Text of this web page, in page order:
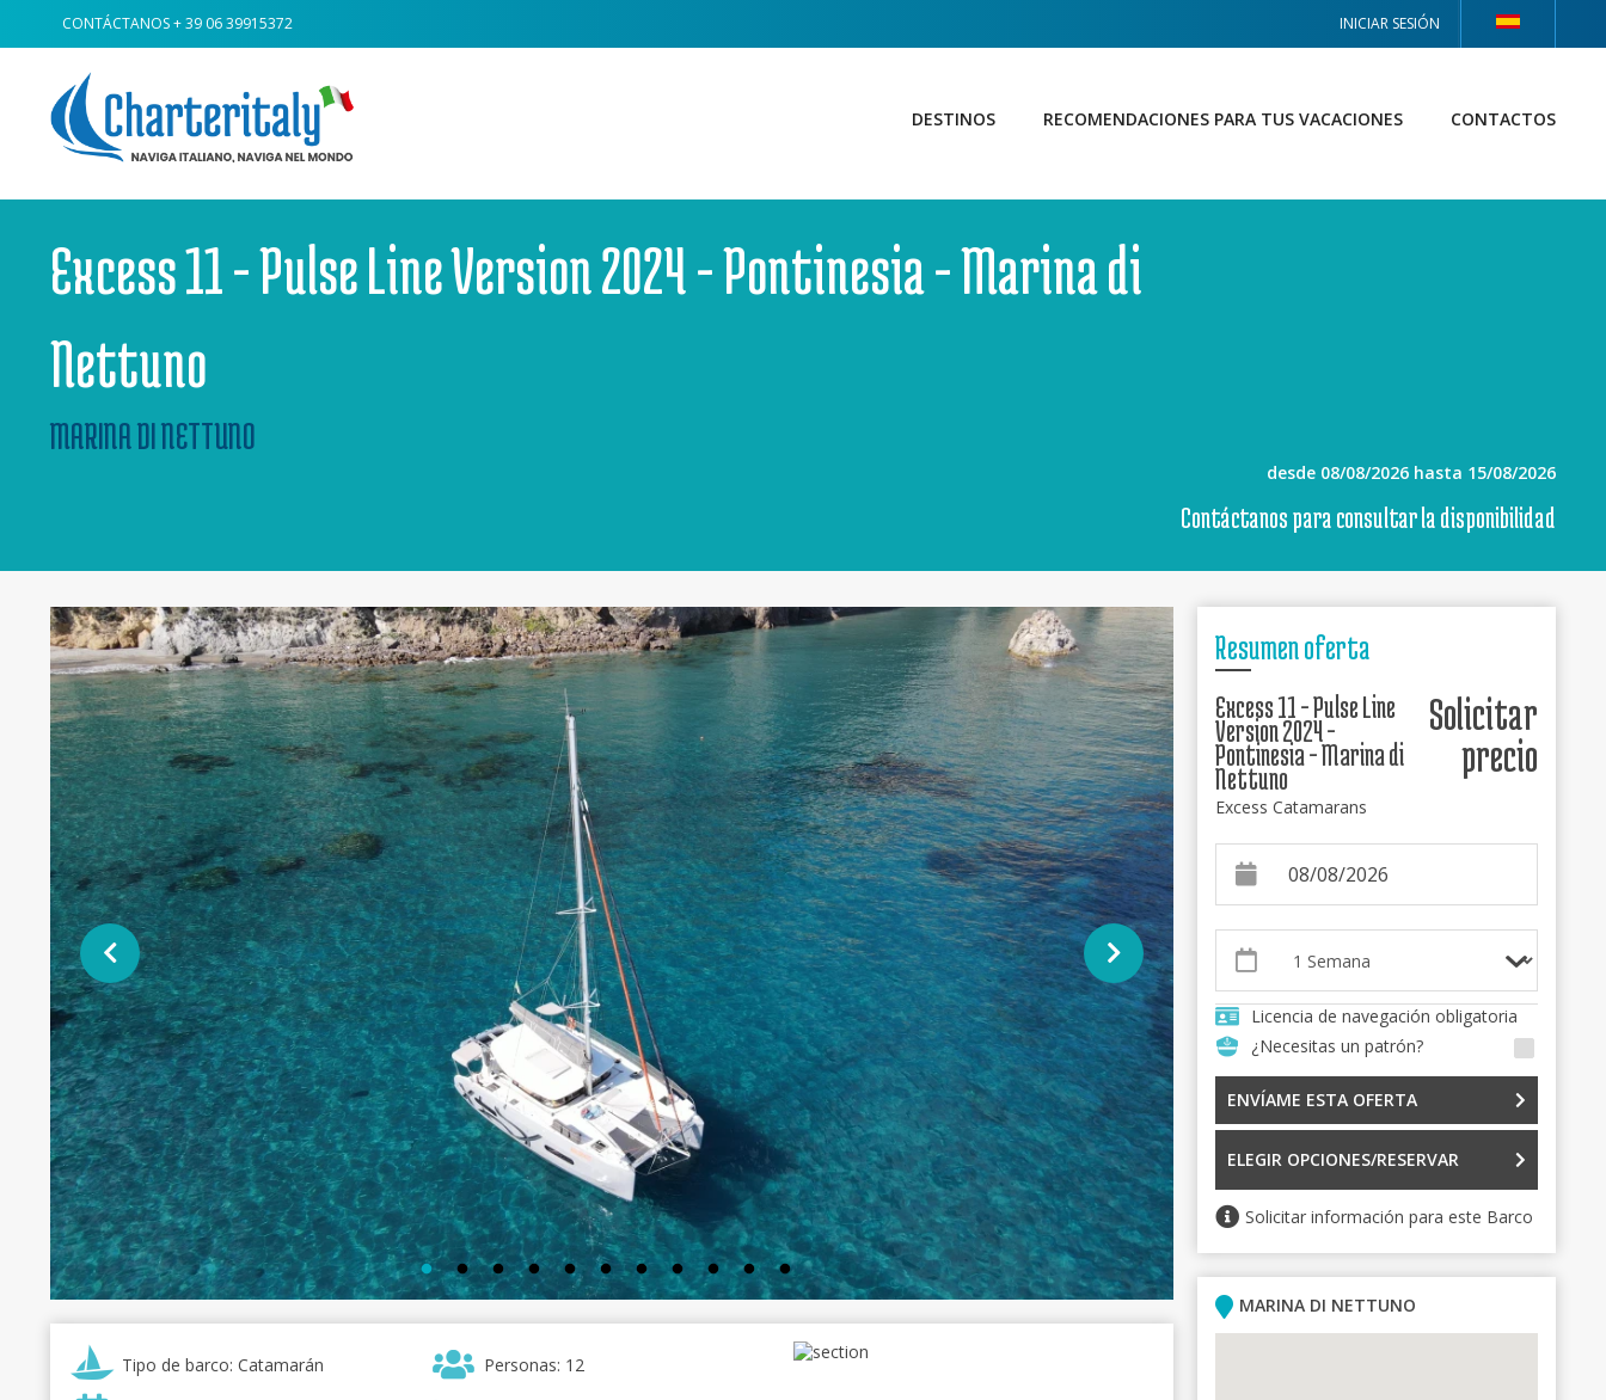
CONTÁCTANOS+ 39 06 39915372 INICIAR SESIÓN
DESTINOS RECOMENDACIONES PARA TUS VACACIONES CONTACTOS
Excess 11 - Pulse Line Version 2024 - Pontinesia - Marina di
Nettuno
MARINA DI NETTUNO
desde 08/08/2026 hasta 15/08/2026
Contáctanos para consultar la disponibilidad
Tipo de barco: Catamarán Personas: 12
Resumen oferta
Excess 11 - Pulse Line
Version 2024 -
Pontinesia - Marina di
Nettuno
Excess Catamarans
Solicitar
precio
Licencia de navegación obligatoria
¿Necesitas un patrón?
ENVÍAME ESTA OFERTA
ELEGIR OPCIONES/RESERVAR
Solicitar información para este Barco
MARINA DI NETTUNO